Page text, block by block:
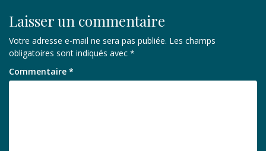
Laisser un commentaire
Votre adresse e-mail ne sera pas publiée. Les champs
obligatoires sont indiqués avec *
Commentaire *